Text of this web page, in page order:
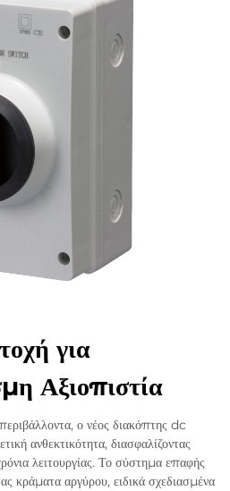
για
Αξιοπιστία
ο νέος διακόπτης dc
ανθεκτικότητα, διασφαλίζοντας
λειτουργίας. Το σύστημα επαφής
κράματα αργύρου, ειδικά σχεδιασμένα